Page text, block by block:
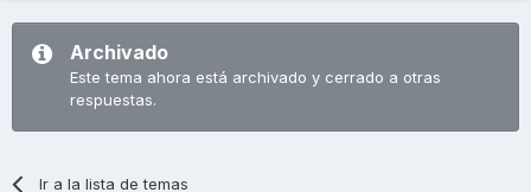
Archivado
Este tema ahora está archivado y cerrado a otras
respuestas.
Ir a la lista de temas